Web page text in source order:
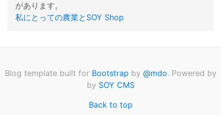
があります。
私にとっての農業とSOY Shop
Blog template built for Bootstrap by @mdo. Powered by
by SOY CMS
Back to top